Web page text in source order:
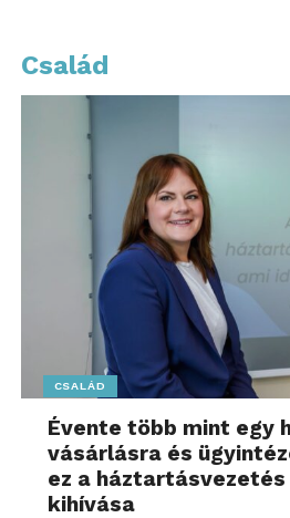
Család
CSALÁD
Évente több mint egy
vásárlásra és
ez a
kihívása